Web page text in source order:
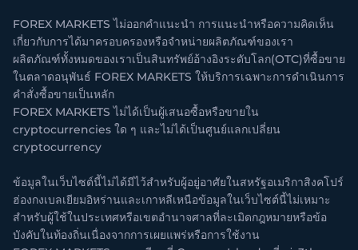
FOREX MARKETS ไม่ออกคำแนะนำ การแนะนำหรือความคิดเห็น
เกี่ยวกับการได้มาครอบครองหรือจำหน่ายผลิตภัณฑ์ของเรา
ผลิตภัณฑ์ทั้งหมดของเราเป็นสินทรัพย์อ้างอิงระดับโลก(OTC)ที่ซื้อขาย
ในตลาดอนุพันธ์ FOREX MARKETS ให้บริการเฉพาะการดำเนินการ
คำสั่งซื้อขายเป็นหลัก
FOREX MARKETS ไม่ได้เป็นผู้เสนอซื้อหรือขายใน
cryptocurrencies ใด ๆ และไม่ได้เป็นศูนย์แลกเปลี่ยน
cryptocurrency
ข้อมูลในเว็บไซต์นี้ไม่ได้มีไว้สำหรับผู้อยู่อาศัยในสหรัฐอเมริกาสิงคโปร์
ฮ่องกงเบลเยียมอิหร่านและเกาหลีเหนือข้อมูลในเว็บไซต์นี้ไม่เหมาะ
สำหรับผู้ใช้ในประเทศหรือเขตอำนาจศาลที่ละเมิดกฎหมายหรือข้อ
บังคับในท้องถิ่นเนื่องจากการเผยแพร่หรือการใช้งาน